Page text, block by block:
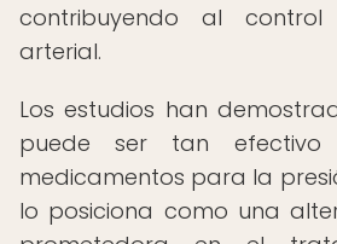
contribuyendo al
arterial.
Los estudios han
puede ser tan efectivo
medicamentos para la
lo posiciona como una